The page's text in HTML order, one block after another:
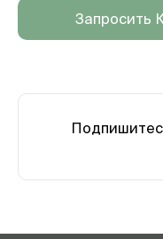
Запросить